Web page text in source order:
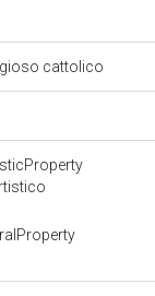
cattolico